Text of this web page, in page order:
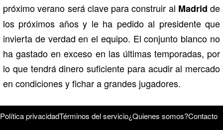
próximo verano será clave para construir al Madrid de
los próximos años y le ha pedido al presidente que
invierta de verdad en el equipo. El conjunto blanco no
ha gastado en exceso en las últimas temporadas, por
lo que tendrá dinero suficiente para acudir al mercado
en condiciones y fichar a grandes jugadores.
Política privacidadTérminos del servicio¿Quienes somos?Contacto